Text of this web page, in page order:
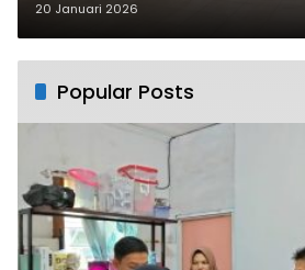
Perawatan Intensif di
SK
20 Januari 2026
Popular Posts